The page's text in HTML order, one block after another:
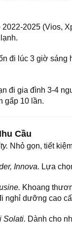
2025 (Vios,
đi lúc 3 giờ sáng
đi gia đình 3-4
gấp 10 lần.
Cầu
Nhỏ gọn, tiết
Innova. Lựa
Khoang
nghỉ dưỡng cao
Solati. Dành cho